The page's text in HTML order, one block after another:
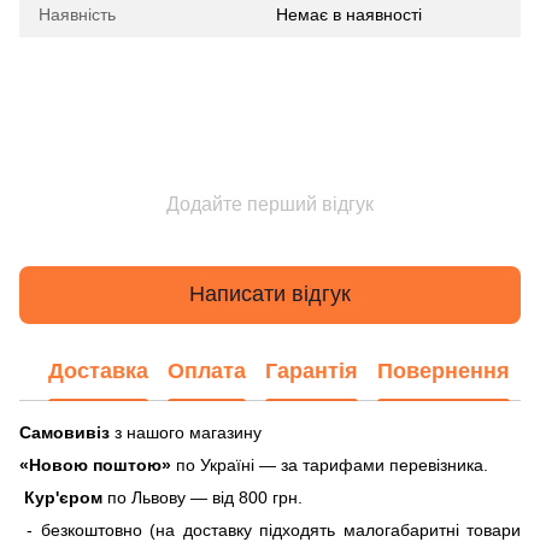
Наявність Немає в наявності
Додайте перший відгук
Написати відгук
Доставка Оплата Гарантія Повернення
Самовивіз з нашого магазину
«Новою поштою» по Україні — за тарифами перевізника.
Кур'єром по Львову — від 800 грн.
- безкоштовно (на доставку підходять малогабаритні товари